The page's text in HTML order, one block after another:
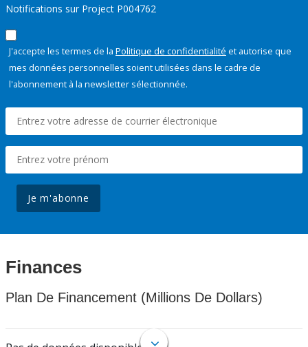
Notifications sur Project P004762
J'accepte les termes de la Politique de confidentialité et autorise que
mes données personnelles soient utilisées dans le cadre de
l'abonnement à la newsletter sélectionnée.
Je m'abonne
Finances
Plan De Financement (Millions De Dollars)